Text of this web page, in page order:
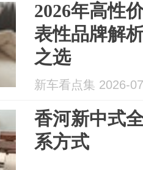
2026年高性
表性品牌解
之选
新车看点集 2026-
香河新中式
系方式